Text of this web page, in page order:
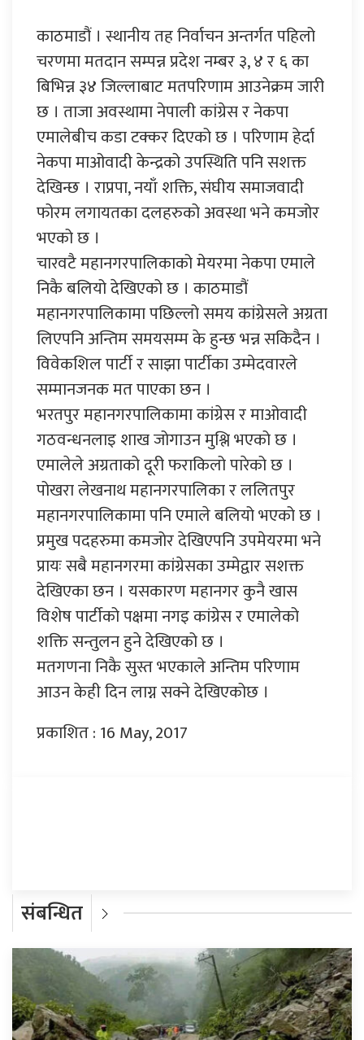
काठमाडौं । स्थानीय तह निर्वाचन अन्तर्गत पहिलो
चरणमा मतदान सम्पन्न प्रदेश नम्बर ३, ४ र ६ का
बिभिन्न ३४ जिल्लाबाट मतपरिणाम आउनेक्रम जारी
छ । ताजा अवस्थामा नेपाली कांग्रेस र नेकपा
एमालेबीच कडा टक्कर दिएको छ । परिणाम हेर्दा
नेकपा माओवादी केन्द्रको उपस्थिति पनि सशक्त
देखिन्छ । राप्रपा, नयाँ शक्ति, संघीय समाजवादी
फोरम लगायतका दलहरुको अवस्था भने कमजोर
भएको छ ।
चारवटै महानगरपालिकाको मेयरमा नेकपा एमाले
निकै बलियो देखिएको छ । काठमाडौं
महानगरपालिकामा पछिल्लो समय कांग्रेसले अग्रता
लिएपनि अन्तिम समयसम्म के हुन्छ भन्न सकिदैन ।
विवेकशिल पार्टी र साझा पार्टीका उम्मेदवारले
सम्मानजनक मत पाएका छन ।
भरतपुर महानगरपालिकामा कांग्रेस र माओवादी
गठवन्धनलाइ शाख जोगाउन मुश्लि भएको छ ।
एमालेले अग्रताको दूरी फराकिलो पारेको छ ।
पोखरा लेखनाथ महानगरपालिका र ललितपुर
महानगरपालिकामा पनि एमाले बलियो भएको छ ।
प्रमुख पदहरुमा कमजोर देखिएपनि उपमेयरमा भने
प्रायः सबै महानगरमा कांग्रेसका उम्मेद्वार सशक्त
देखिएका छन । यसकारण महानगर कुनै खास
विशेष पार्टीको पक्षमा नगइ कांग्रेस र एमालेको
शक्ति सन्तुलन हुने देखिएको छ ।
मतगणना निकै सुस्त भएकाले अन्तिम परिणाम
आउन केही दिन लाग्न सक्ने देखिएकोछ ।
प्रकाशित : 16 May, 2017
संबन्धित